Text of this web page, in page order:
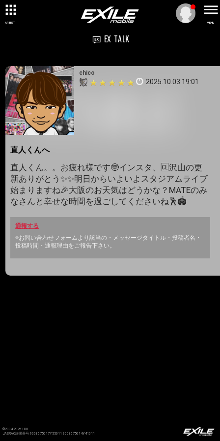
ARTIST MENU
EX TALK
chico
2025.10.03 19:01
直人くんへ
直人くん。。お疲れ様です🤓インスタ、🆑沢山の更
新ありがとう✨✨明日からいよいよスタジアムライブ
始まりますね🎉大阪のお天気はどうかな？MATEのみ
なさんと幸せな時間を過ごしてくださいね🕺🏟️
通報する
※お問い合わせフォームより該当の・メッセージタイトル・投稿者名・
投稿時間・通報理由をご報告下さい。
©2004-2026 LDH
JASRAC許諾番号 9008675017Y55011 9008675014Y41011